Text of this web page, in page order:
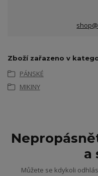
Zboží zařazeno v
PÁNSKÉ
MIKINY
a
Můžete se kdykoli